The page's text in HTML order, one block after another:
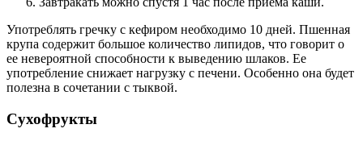
Употреблять гречку с кефиром необходимо 10 дней. Пшенная
крупа содержит большое количество липидов, что говорит о
ее невероятной способности к выведению шлаков. Ее
употребление снижает нагрузку с печени. Особенно она будет
полезна в сочетании с тыквой.
Сухофрукты